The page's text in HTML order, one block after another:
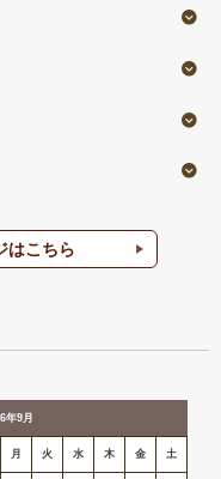
はこちら
年9月
月 火 水 木 金 土